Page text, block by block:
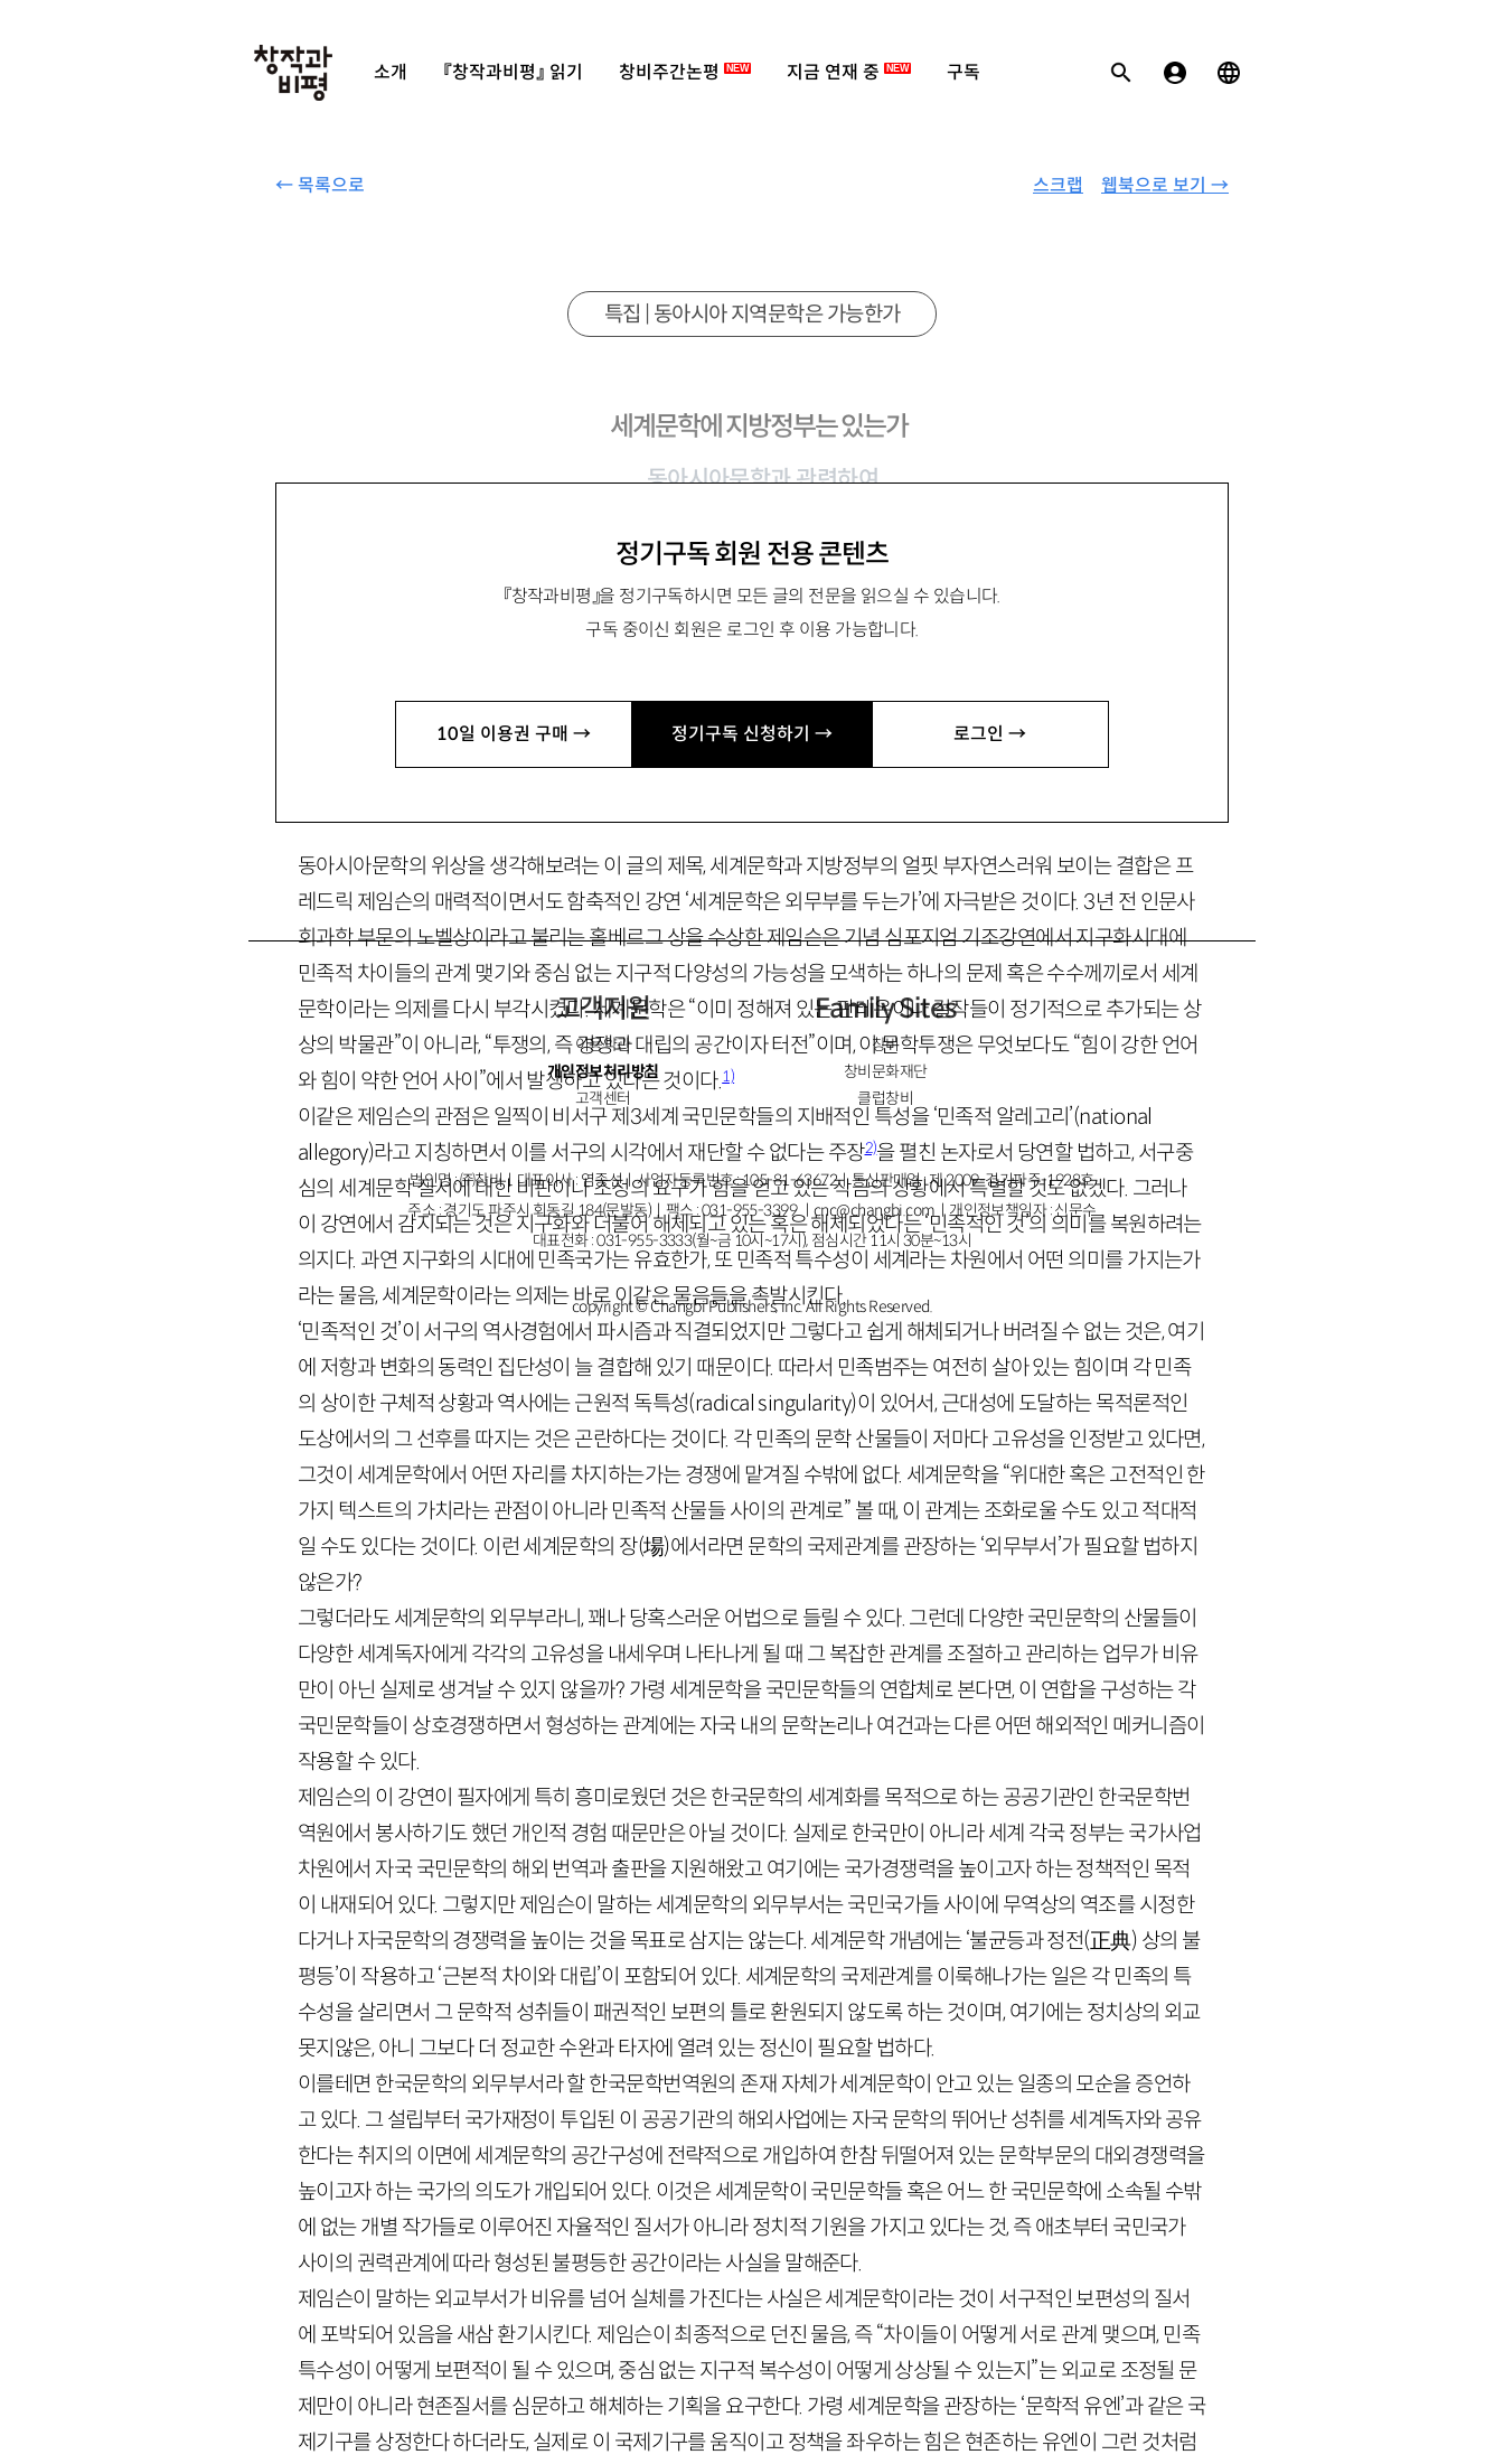
소개 『창작과비평』 읽기 창비주간논평 NEW 지금 연재 중 NEW 구독
← 목록으로 웹북으로 보기 →
스크랩
정기구독 회원 전용 콘텐츠
『창작과비평』을 정기구독하시면 모든 글의 전문을 읽으실 수 있습니다.
구독 중이신 회원은 로그인 후 이용 가능합니다.
10일 이용권 구매 → 정기구독 신청하기 → 로그인 →
특집 | 동아시아 지역문학은 가능한가
세계문학에 지방정부는 있는가
동아시아문학과 관련하여
동아시아문학의 위상을 생각해보려는 이 글의 제목, 세계문학과 지방정부의 얼핏 부자연스러워 보이는 결합은 프
레드릭 제임슨의 매력적이면서도 함축적인 강연 ‘세계문학은 외무부를 두는가’에 자극받은 것이다. 3년 전 인문사
회과학 부문의 노벨상이라고 불리는 홀베르그 상을 수상한 제임슨은 기념 심포지엄 기조강연에서 지구화시대에
민족적 차이들의 관계 맺기와 중심 없는 지구적 다양성의 가능성을 모색하는 하나의 문제 혹은 수수께끼로서 세계
문학이라는 의제를 다시 부각시켰다. 세계문학은 “이미 정해져 있는 판테온이나 걸작들이 정기적으로 추가되는 상
상의 박물관”이 아니라, “투쟁의, 즉 경쟁과 대립의 공간이자 터전”이며, 이 문학투쟁은 무엇보다도 “힘이 강한 언어
와 힘이 약한 언어 사이”에서 발생하고 있다는 것이다.1)
이같은 제임슨의 관점은 일찍이 비서구 제 3세계 국민문학들의 지배적인 특성을 ‘민족적 알레고리’(national
allegory)라고 지칭하면서 이를 서구의 시각에서 재단할 수 없다는 주장2)을 펼친 논자로서 당연할 법하고, 서구중
심의 세계문학 질서에 대한 비판이나 조정의 요구가 힘을 얻고 있는 작금의 상황에서 특별할 것도 없겠다. 그러나
이 강연에서 감지되는 것은 지구화와 더불어 해체되고 있는 혹은 해체되었다는 ‘민족적인 것’의 의미를 복원하려는
의지다. 과연 지구화의 시대에 민족국가는 유효한가, 또 민족적 특수성이 세계라는 차원에서 어떤 의미를 가지는가
라는 물음, 세계문학이라는 의제는 바로 이같은 물음들을 촉발시킨다.
‘민족적인 것’이 서구의 역사경험에서 파시즘과 직결되었지만 그렇다고 쉽게 해체되거나 버려질 수 없는 것은, 여기
에 저항과 변화의 동력인 집단성이 늘 결합해 있기 때문이다. 따라서 민족범주는 여전히 살아 있는 힘이며 각 민족
의 상이한 구체적 상황과 역사에는 근원적 독특성(radical singularity)이 있어서, 근대성에 도달하는 목적론적인
도상에서의 그 선후를 따지는 것은 곤란하다는 것이다. 각 민족의 문학 산물들이 저마다 고유성을 인정받고 있다면,
그것이 세계문학에서 어떤 자리를 차지하는가는 경쟁에 맡겨질 수밖에 없다. 세계문학을 “위대한 혹은 고전적인 한
가지 텍스트의 가치라는 관점이 아니라 민족적 산물들 사이의 관계로” 볼 때, 이 관계는 조화로울 수도 있고 적대적
일 수도 있다는 것이다. 이런 세계문학의 장(場)에서라면 문학의 국제관계를 관장하는 ‘외무부서’가 필요할 법하지
않은가?
그렇더라도 세계문학의 외무부라니, 꽤나 당혹스러운 어법으로 들릴 수 있다. 그런데 다양한 국민문학의 산물들이
다양한 세계독자에게 각각의 고유성을 내세우며 나타나게 될 때 그 복잡한 관계를 조절하고 관리하는 업무가 비유
만이 아닌 실제로 생겨날 수 있지 않을까? 가령 세계문학을 국민문학들의 연합체로 본다면, 이 연합을 구성하는 각
국민문학들이 상호경쟁하면서 형성하는 관계에는 자국 내의 문학논리나 여건과는 다른 어떤 해외적인 메커니즘이
작용할 수 있다.
제임슨의 이 강연이 필자에게 특히 흥미로웠던 것은 한국문학의 세계화를 목적으로 하는 공공기관인 한국문학번
역원에서 봉사하기도 했던 개인적 경험 때문만은 아닐 것이다. 실제로 한국만이 아니라 세계 각국 정부는 국가사업
차원에서 자국 국민문학의 해외 번역과 출판을 지원해왔고 여기에는 국가경쟁력을 높이고자 하는 정책적인 목적
이 내재되어 있다. 그렇지만 제임슨이 말하는 세계문학의 외무부서는 국민국가들 사이에 무역상의 역조를 시정한
다거나 자국문학의 경쟁력을 높이는 것을 목표로 삼지는 않는다. 세계문학 개념에는 ‘불균등과 정전(正典) 상의 불
평등’이 작용하고 ‘근본적 차이와 대립’이 포함되어 있다. 세계문학의 국제관계를 이룩해나가는 일은 각 민족의 특
수성을 살리면서 그 문학적 성취들이 패권적인 보편의 틀로 환원되지 않도록 하는 것이며, 여기에는 정치상의 외교
못지않은, 아니 그보다 더 정교한 수완과 타자에 열려 있는 정신이 필요할 법하다.
이를테면 한국문학의 외무부서라 할 한국문학번역원의 존재 자체가 세계문학이 안고 있는 일종의 모순을 증언하
고 있다. 그 설립부터 국가재정이 투입된 이 공공기관의 해외사업에는 자국 문학의 뛰어난 성취를 세계독자와 공유
한다는 취지의 이면에 세계문학의 공간구성에 전략적으로 개입하여 한참 뒤떨어져 있는 문학부문의 대외경쟁력을
높이고자 하는 국가의 의도가 개입되어 있다. 이것은 세계문학이 국민문학들 혹은 어느 한 국민문학에 소속될 수밖
에 없는 개별 작가들로 이루어진 자율적인 질서가 아니라 정치적 기원을 가지고 있다는 것, 즉 애초부터 국민국가
사이의 권력관계에 따라 형성된 불평등한 공간이라는 사실을 말해준다.
제임슨이 말하는 외교부서가 비유를 넘어 실체를 가진다는 사실은 세계문학이라는 것이 서구적인 보편성의 질서
에 포박되어 있음을 새삼 환기시킨다. 제임슨이 최종적으로 던진 물음, 즉 “차이들이 어떻게 서로 관계 맺으며, 민족
특수성이 어떻게 보편적이 될 수 있으며, 중심 없는 지구적 복수성이 어떻게 상상될 수 있는지”는 외교로 조정될 문
제만이 아니라 현존질서를 심문하고 해체하는 기획을 요구한다. 가령 세계문학을 관장하는 ‘문학적 유엔’과 같은 국
제기구를 상정한다 하더라도, 실제로 이 국제기구를 움직이고 정책을 좌우하는 힘은 현존하는 유엔이 그런 것처럼
고객지원
이용약관
개인정보처리방침
고객센터
Family Sites
창비
창비문화재단
클럽창비
법인명 : ㈜창비ㅣ대표이사 : 염종선ㅣ사업자등록번호 : 105-81-63672ㅣ통신판매업 : 제 2009-경기파주-1928호
주소 : 경기도 파주시 회동길 184(문발동)ㅣ팩스 : 031-955-3399 ㅣcnc@changbi.com ㅣ개인정보책임자 : 신문수
대표전화 : 031-955-3333(월~금 10시~17시), 점심시간 11시 30분~13시
copyright © Changbi Publishers, inc. All Rights Reserved.